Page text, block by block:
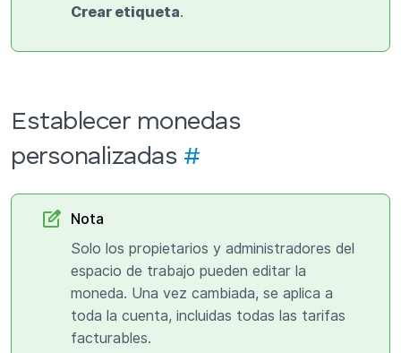
Crear etiqueta.
Establecer monedas
personalizadas #
Nota
Solo los propietarios y administradores del
espacio de trabajo pueden editar la
moneda. Una vez cambiada, se aplica a
toda la cuenta, incluidas todas las tarifas
facturables.